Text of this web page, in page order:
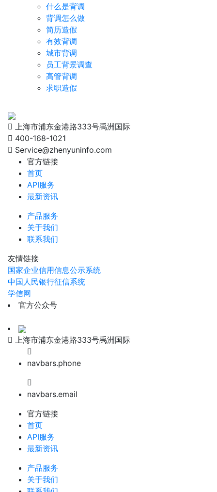
什么是背调
背调怎么做
简历造假
有效背调
城市背调
员工背景调查
高管背调
求职造假
上海市浦东金港路333号禹洲国际
400-168-1021
Service@zhenyuninfo.com
官方链接
首页
API服务
最新资讯
产品服务
关于我们
联系我们
友情链接
国家企业信用信息公示系统
中国人民银行征信系统
学信网
官方公众号
上海市浦东金港路333号禹洲国际
navbars.phone
navbars.email
官方链接
首页
API服务
最新资讯
产品服务
关于我们